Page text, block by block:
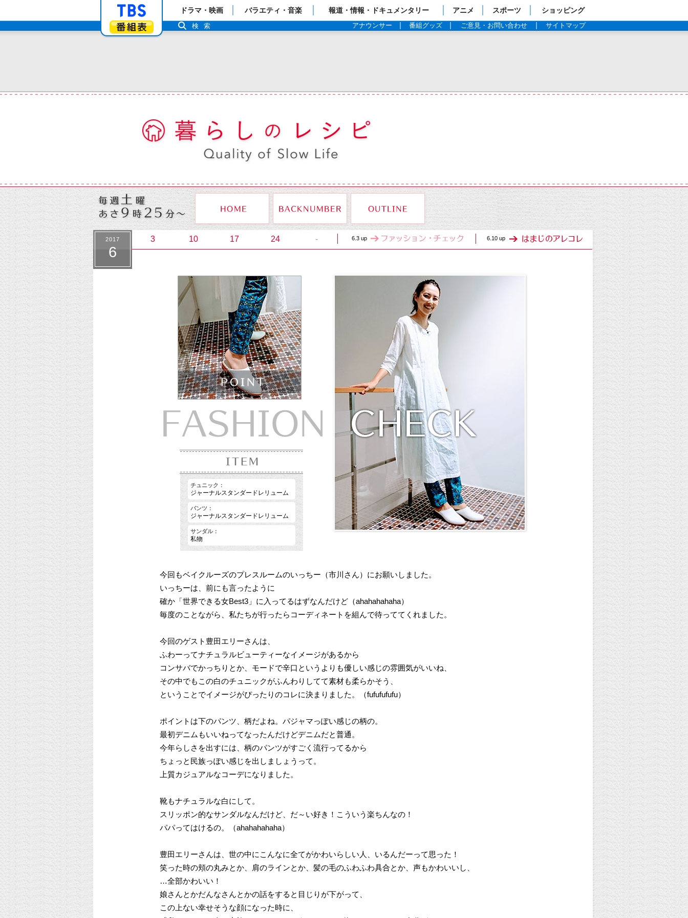
「TBSテレビ」トップページ
番組表
ドラマ・映画 バラエティ・音楽 報道・情報・ドキュメンタリー アニメ スポーツ ショッピング
アナウンサー 番組グッズ ご意見・お問い合わせ サイトマップ
検索
2017
6
3 10 17 24 - 6.3 up 6.10 up
チュニック：
ジャーナルスタンダードレリューム
パンツ：
ジャーナルスタンダードレリューム
サンダル：
私物
今回もベイクルーズのプレスルームのいっちー（市川さん）にお願いしました。
いっちーは、前にも言ったように
確か「世界できる女Best3」に入ってるはずなんだけど（ahahahahaha）
毎度のことながら、私たちが行ったらコーディネートを組んで待っててくれました。
今回のゲスト豊田エリーさんは、
ふわーってナチュラルビューティーなイメージがあるから
コンサバでかっちりとか、モードで辛口というよりも優しい感じの雰囲気がいいね、
その中でもこの白のチュニックがふんわりしてて素材も柔らかそう、
ということでイメージがぴったりのコレに決まりました。（fufufufufu）
ポイントは下のパンツ、柄だよね。パジャマっぽい感じの柄の。
最初デニムもいいねってなったんだけどデニムだと普通。
今年らしさを出すには、柄のパンツがすごく流行ってるから
ちょっと民族っぽい感じを出しましょうって。
上質カジュアルなコーデになりました。
靴もナチュラルな白にして。
スリッポン的なサンダルなんだけど、だ～い好き！こういう楽ちんなの！
パパってはけるの。（ahahahahaha）
豊田エリーさんは、世の中にこんなに全てがかわいらしい人、いるんだーって思った！
笑った時の頬の丸みとか、肩のラインとか、髪の毛のふわふわ具合とか、声もかわいいし、
…全部かわいい！
娘さんとかだんなさんとかの話をすると目じりが下がって、
この上ない幸せそうな顔になった時に、